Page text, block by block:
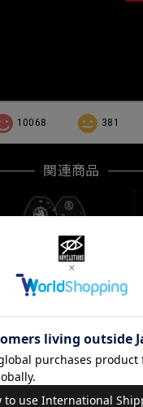
10068 381
関連商品
最近チェックした商品